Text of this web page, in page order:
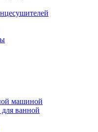
машиной
ванной